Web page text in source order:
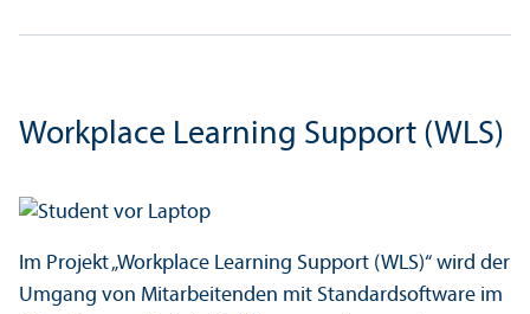
Workplace Learning Support (WLS)
Im Projekt „Workplace Learning Support (WLS)“ wird der
Umgang von Mitarbeitenden mit Standard­software im